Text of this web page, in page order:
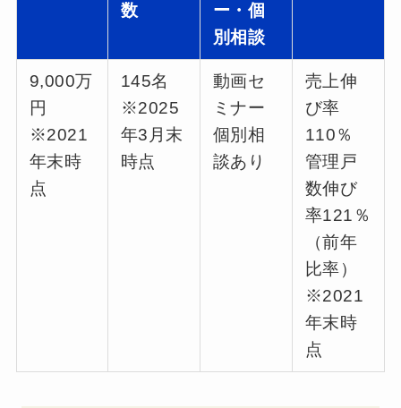
数
ー・個
別相談
9,000万
円
※2021
年末時
点
145名
※2025
年3月末
時点
動画セ
ミナー
個別相
談あり
売上伸
び率
110％
管理戸
数伸び
率121％
（前年
比率）
※2021
年末時
点